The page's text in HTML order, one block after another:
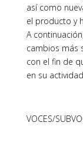
así como
el producto y
A
cambios más
con el fin de
en su
VOCES/